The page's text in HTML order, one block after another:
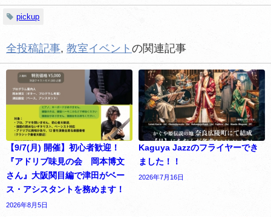
pickup
全投稿記事, 教室イベント の関連記事
【9/7(月) 開催】初心者歓迎！
『アドリブ味見の会 岡本博文
さん』大阪関目編で津田がベー
ス・アシスタントを務めます！
2026年8月5日
Kaguya Jazzのフライヤーでき
ました！！
2026年7月16日